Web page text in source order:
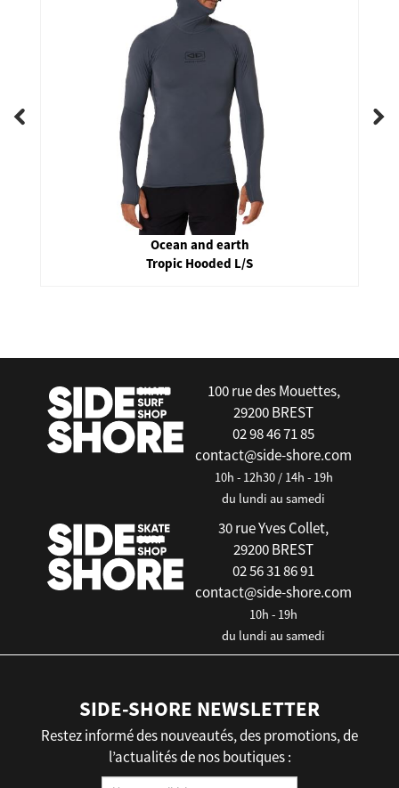
Ocean and earth
Tropic Hooded L/S
100 rue des Mouettes,
29200 BREST
02 98 46 71 85
contact@side-shore.com
10h - 12h30 / 14h - 19h
du lundi au samedi
30 rue Yves Collet,
29200 BREST
02 56 31 86 91
contact@side-shore.com
10h - 19h
du lundi au samedi
SIDE-SHORE NEWSLETTER
Restez informé des nouveautés, des promotions, de
l’actualités de nos boutiques :